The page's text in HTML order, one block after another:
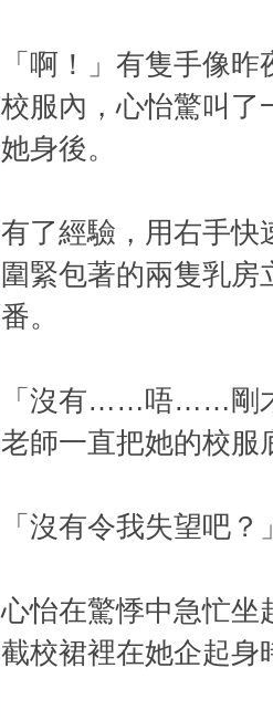
「啊！」有隻手像
校服內，心怡驚叫了
她身後。
有了經驗，用右手快
圍緊包著的兩隻乳
番。
「沒有……唔……剛
老師一直把她的校服
「沒有令我失望吧
心怡在驚悸中急忙坐
截校裙裡在她企起身